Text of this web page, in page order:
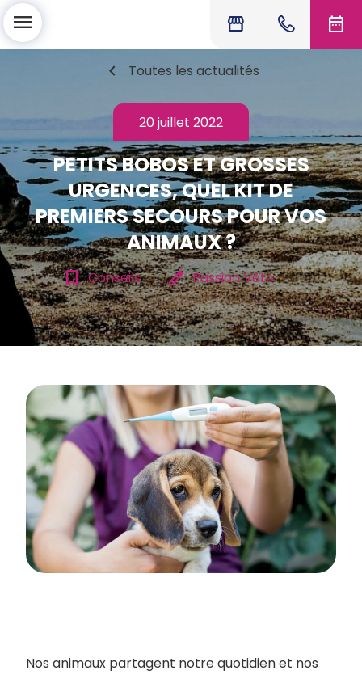
storefront date_range
menu
chevron_left Toutes les actualités
20 juillet 2022
PETITS BOBOS ET GROSSES
URGENCES, QUEL KIT DE
PREMIERS SECOURS POUR VOS
ANIMAUX ?
bookmark_border Conseils edit Passion Véto
Nos animaux partagent notre quotidien et nos